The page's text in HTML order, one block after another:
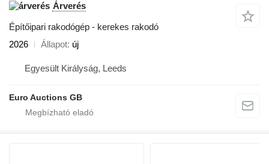
Árverés
Építőipari rakodógép - kerekes rakodó
2026
Állapot új
Egyesült Királyság, Leeds
Euro Auctions GB